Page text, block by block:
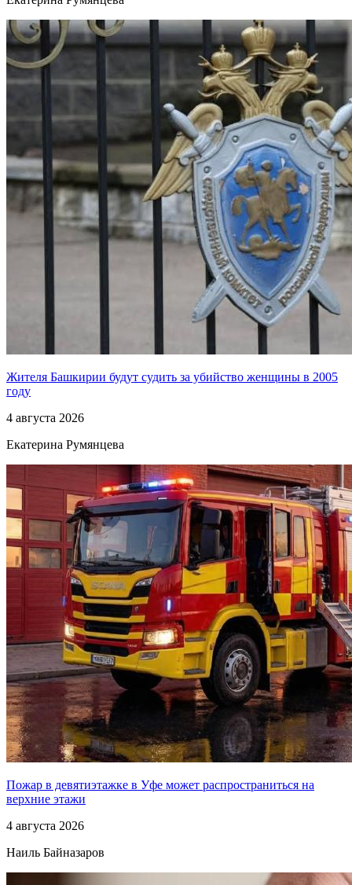
Жителя Башкирии будут судить за убийство женщины в 2005
году
4 августа 2026
Екатерина Румянцева
Пожар в девятиэтажке в Уфе может распространиться на
верхние этажи
4 августа 2026
Наиль Байназаров